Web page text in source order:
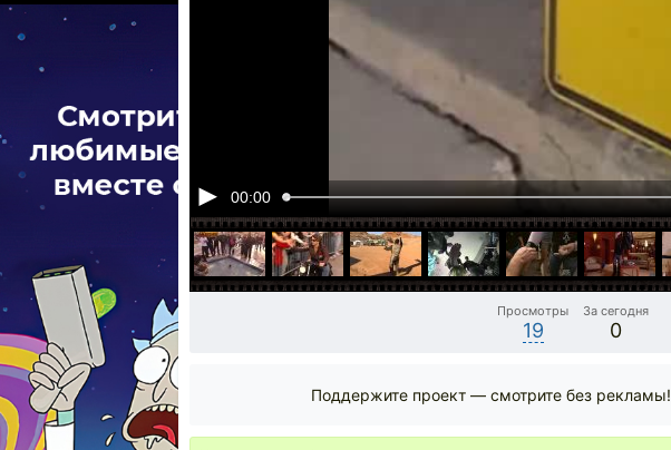
00:00
Просмотры
19
За сегодня
0
Поддержите проект — смотрите без рекламы!